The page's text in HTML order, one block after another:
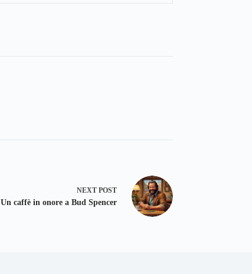
NEXT POST
Un caffè in onore a Bud Spencer